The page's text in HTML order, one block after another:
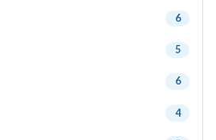
6
5
6
4